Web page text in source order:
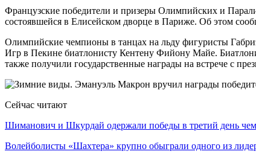
Французские победители и призеры Олимпийских и
состоявшейся в Елисейском дворце в Париже. Об этом
Олимпийские чемпионы в танцах на льду фигуристы
Игр в Пекине биатлонисту Кентену Фийону Майе.
также получили государственные награды на встрече с
Сейчас читают
Шиманович и Шкурдай одержали победы в третий день
Волейболисты «Шахтера» крупно обыграли одного из